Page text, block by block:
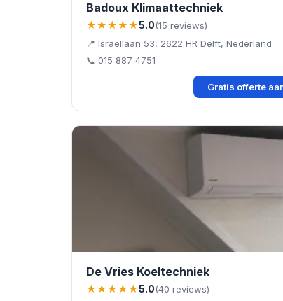
Badoux Klimaattechniek
★★★★★5.0(15 reviews)
📍 Israëllaan 53, 2622 HR Delft, Nederland
📞 015 887 4751
Gratis offerte
De Vries Koeltechniek
★★★★★5.0(40 reviews)